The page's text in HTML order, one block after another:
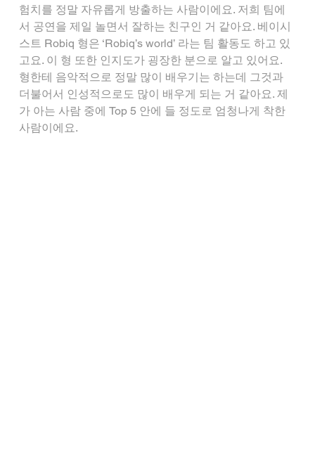
험치를 정말 자유롭게 방출하는 사람이에요. 저희 팀에
서 공연을 제일 놀면서 잘하는 친구인 거 같아요. 베이시
스트 Robiq 형은 ‘Robiq’s world’ 라는 팀 활동도 하고 있
고요. 이 형 또한 인지도가 굉장한 분으로 알고 있어요.
형한테 음악적으로 정말 많이 배우기는 하는데 그것과
더불어서 인성적으로도 많이 배우게 되는 거 같아요. 제
가 아는 사람 중에 Top 5 안에 들 정도로 엄청나게 착한
사람이에요.